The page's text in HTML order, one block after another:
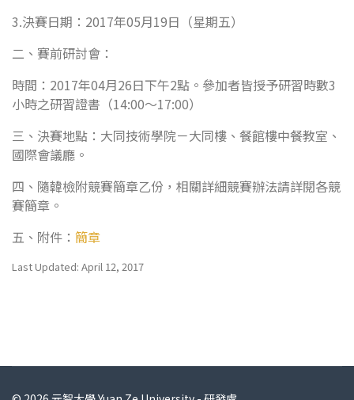
3.決賽日期：2017年05月19日（星期五）
二、賽前研討會：
時間：2017年04月26日下午2點。參加者皆授予研習時數3
小時之研習證書（14:00～17:00）
三、決賽地點：大同技術學院－大同樓、餐館樓中餐教室、
國際會議廳。
四、隨韓檢附競賽簡章乙份，相關詳細競賽辦法請詳閱各競
賽簡章。
五、附件： 簡章
Last Updated: April 12, 2017